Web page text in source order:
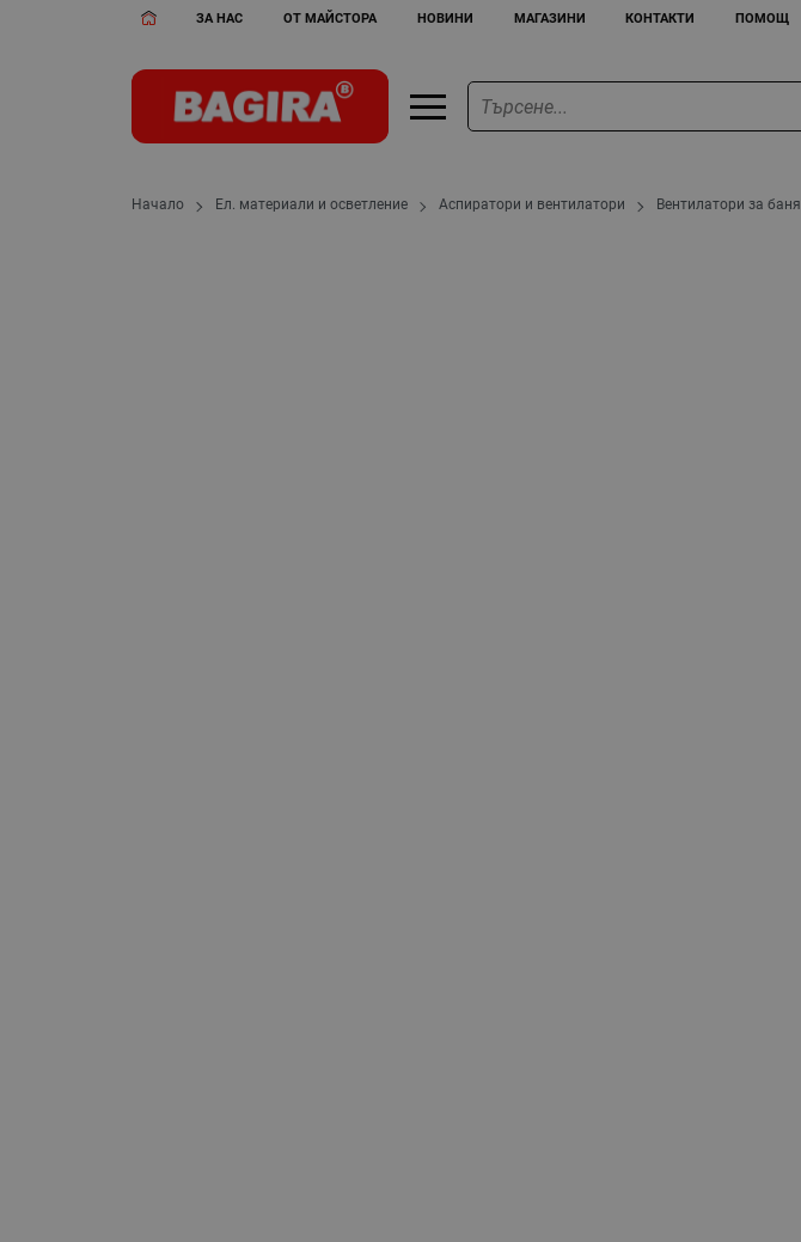
ЗА НАС ОТ МАЙСТОРА НОВИНИ МАГАЗИНИ КОНТАКТИ ПОМОЩ
Начало Ел. материали и осветление Аспиратори и вентилатори Вентилатори за баня